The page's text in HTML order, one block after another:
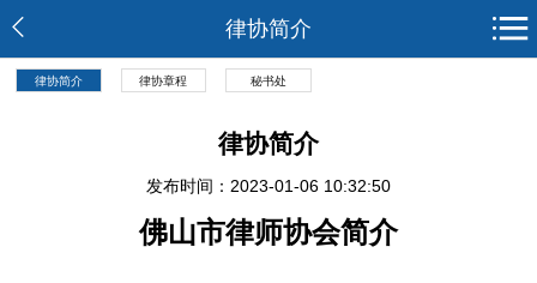
律协简介
律协简介 律协章程 秘书处
律协简介
发布时间：2023-01-06 10:32:50
佛山市律师协会简介